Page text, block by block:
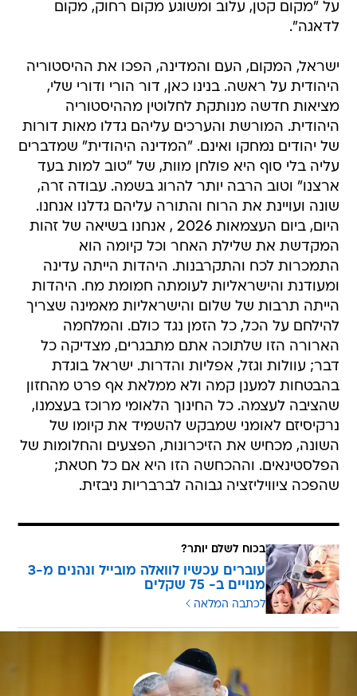
על "מקום קטן, עלוב ומשוגע מקום רחוק, מקום
לדאגה".
ישראל, המקום, העם והמדינה, הפכו את ההיסטוריה
היהודית על ראשה. בנינו כאן, דור הורי ודורי שלי,
מציאות חדשה מנותקת לחלוטין מההיסטוריה
היהודית. המורשת והערכים עליהם גדלו מאות דורות
של יהודים נמחקו ואינם. "המדינה היהודית" שמדברים
עליה בלי סוף היא פולחן מוות, של "טוב למות בעד
ארצנו" וטוב הרבה יותר להרוג בשמה. עבודה זרה,
שונה ועויינת את הרוח והתורה עליהם גדלנו אנחנו.
היום, ביום העצמאות 2026 , אנחנו בשיאה של זהות
המקדשת את שלילת האחר וכל קיומה הוא
התמכרות לכח והתקרבנות. היהדות הייתה עדינה
ומעודנת והישראליות לעומתה חמומת מח. היהדות
הייתה תרבות של שלום והישראליות מאמינה שצריך
להילחם על הכל, כל הזמן נגד כולם. והמלחמה
הארורה הזו שלתוכה אתם מתבגרים, מצדיקה כל
דבר; עוולות וגזל, אפליות והדרות. ישראל בוגדת
בהבטחות למענן קמה ולא ממלאת אף פרט מהחזון
שהציבה לעצמה. כל החינוך הלאומי מרוכז בעצמנו,
נרקיסיזם לאומני שמבקש להשמיד את קיומו של
השונה, מכחיש את הזיכרונות, הפצעים והחלומות של
הפלסטינאים. וההכחשה הזו היא אם כל חטאת;
שהפכה ציוויליזציה גבוהה לברבריות ניבזית.
בכוח לשלם יותר?
עוברים עכשיו לוואלה מובייל ונהנים מ-3
מנויים ב- 75 שקלים
לכתבה המלאה